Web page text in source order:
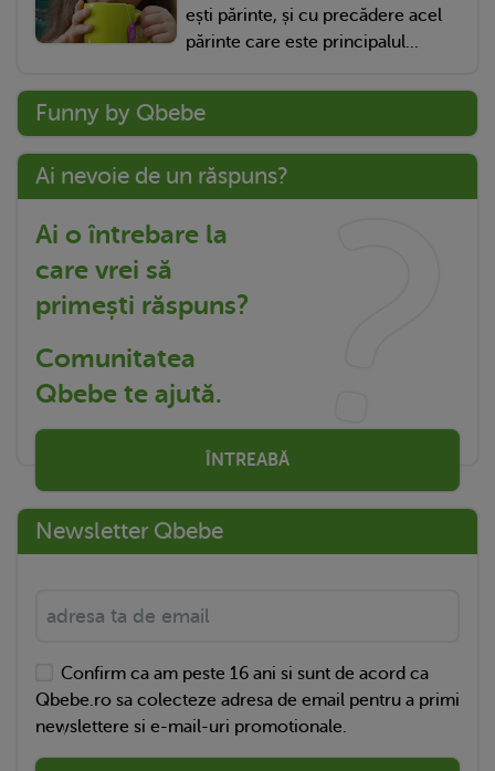
ești părinte, și cu precădere acel
părinte care este principalul...
Funny by Qbebe
Ai nevoie de un răspuns?
Ai o întrebare la
care vrei să
primești răspuns?
Comunitatea
Qbebe te ajută.
ÎNTREABĂ
Newsletter Qbebe
Confirm ca am peste 16 ani si sunt de acord ca
Qbebe.ro sa colecteze adresa de email pentru a primi
newslettere si e-mail-uri promotionale.